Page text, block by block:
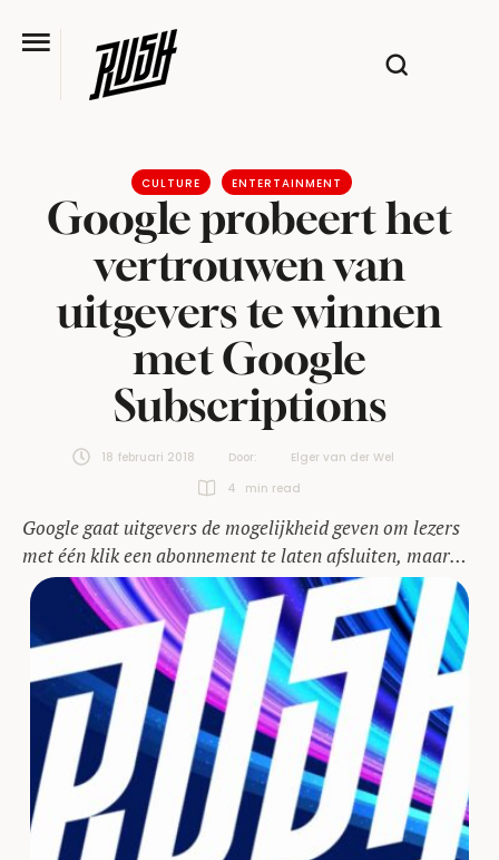
CULTURE ENTERTAINMENT
Google probeert het
vertrouwen van
uitgevers te winnen
met Google
Subscriptions
18 februari 2018 Door:
Elger van der Wel
4
min read
Google gaat uitgevers de mogelijkheid geven om lezers
met één klik een abonnement te laten afsluiten, maar
willen uitgevers dat ook?